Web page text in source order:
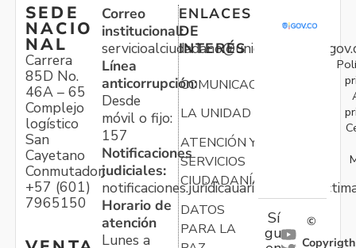
SEDE
NACIO
NAL
Carrera
85D No.
46A – 65
Complejo
logístico
San
Cayetano
Conmutador:
+57 (601)
7965150
Correo
institucional:
Línea
anticorrupción:
Desde
móvil o fijo:
157
Notificaciones
judiciales:
Horario de
atención
Lunes a
ENLACES
DE
INTERÉS
COMUNICACIONES
LA UNIDAD
ATENCIÓN Y
SERVICIOS
CIUDADANÍA
DATOS
PARA LA
Sí
gu
©
Copyrigth